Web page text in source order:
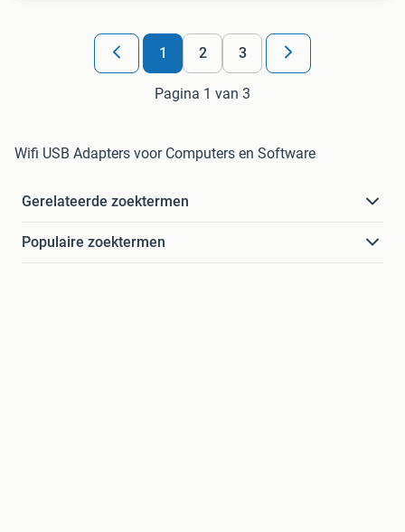
1 2 3
Pagina 1 van 3
Wifi USB Adapters voor Computers en Software
Gerelateerde zoektermen
Populaire zoektermen